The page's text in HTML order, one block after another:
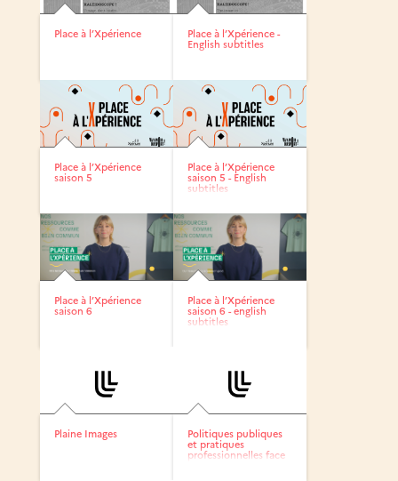
Place à l’Xpérience
Place à l’Xpérience -
English subtitles
Place à l’Xpérience
saison 5
Place à l’Xpérience
saison 5 - English
subtitles
Place à l’Xpérience
saison 6
Place à l’Xpérience
saison 6 - english
subtitles
Plaine Images
Politiques publiques
et pratiques
professionnelles face